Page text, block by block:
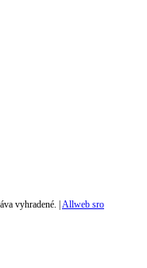
vyhradené. |Allweb sro